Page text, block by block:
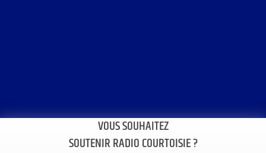
VOUS SOUHAITEZ
SOUTENIR RADIO COURTOISIE ?